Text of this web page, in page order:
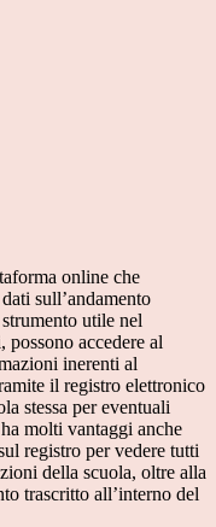
online che
sull’andamento
utile nel
accedere al
inerenti al
il registro elettronico
stessa per eventuali
molti vantaggi anche
registro per vedere tutti
della scuola, oltre alla
trascritto all’interno del